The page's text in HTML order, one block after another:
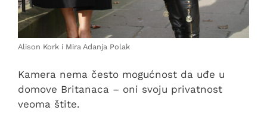
Alison Kork i Mira Adanja Polak
Kamera nema često mogućnost da uđe u
domove Britanaca – oni svoju privatnost
veoma štite.